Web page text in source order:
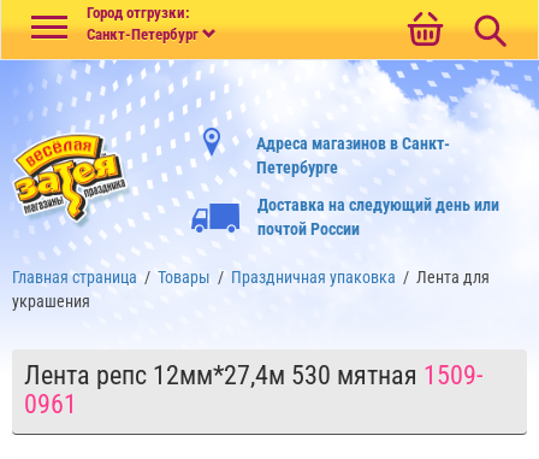
Город отгрузки:
Санкт-Петербург
Адреса магазинов в Санкт-
Петербурге
Доставка на следующий день или
почтой России
Главная страница / Товары / Праздничная упаковка / Лента для
украшения
Лента репс 12мм*27,4м 530 мятная 1509-
0961